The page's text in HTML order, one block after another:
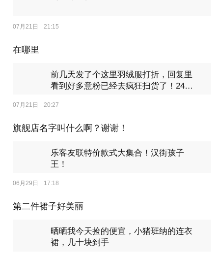
07月21日 21:15
在哪里
前几天发了个这里羽绒服打折，回复里
看到好多意粉已经去疯狂扫货了！24号
07月21日 20:27
旗舰店名字叫什么啊？谢谢！
乐客友联特价款式大集合！汉街孩子
王！
06月29日 17:18
第二件裙子好美丽
晒晒我今天捡的便宜，小猪班纳的连衣
裙，几十块到手